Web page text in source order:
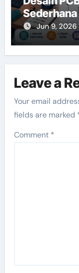
Sederhana
Jun 9, 2026
Leave a
Your email
fields are marked
Comment *